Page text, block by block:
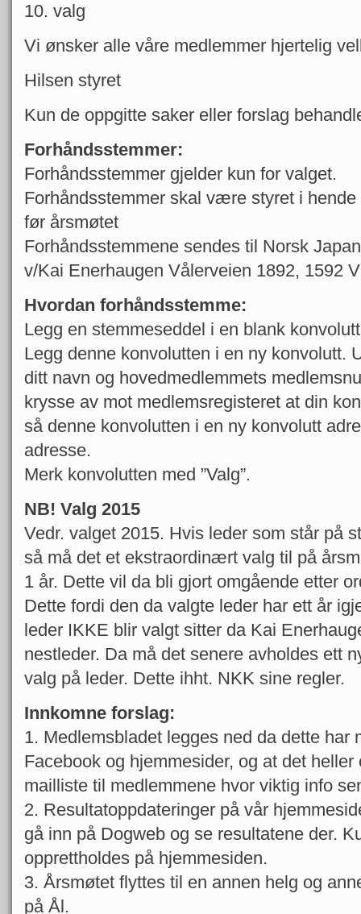
10. valg
Vi ønsker alle våre medlemmer hjertelig
Hilsen styret
Kun de oppgitte saker eller forslag
Forhåndsstemmer:
Forhåndsstemmer gjelder kun for valget.
Forhåndsstemmer skal være styret i
før årsmøtet
Forhåndsstemmene sendes til Norsk
v/Kai Enerhaugen Vålerveien 1892, 1592
Hvordan forhåndsstemme:
Legg en stemmeseddel i en blank
Legg denne konvolutten i en ny konvolutt.
ditt navn og hovedmedlemmets
krysse av mot medlemsregisteret at din
så denne konvolutten i en ny konvolutt
adresse.
Merk konvolutten med ”Valg”.
NB! Valg 2015
Vedr. valget 2015. Hvis leder som står på
så må det et ekstraordinært valg til på
1 år. Dette vil da bli gjort omgående etter
Dette fordi den da valgte leder har ett år
leder IKKE blir valgt sitter da Kai
nestleder. Da må det senere avholdes ett
valg på leder. Dette ihht. NKK sine regler.
Innkomne forslag:
1. Medlemsbladet legges ned da dette har
Facebook og hjemmesider, og at det
mailliste til medlemmene hvor viktig info
2. Resultatoppdateringer på vår
gå inn på Dogweb og se resultatene der.
opprettholdes på hjemmesiden.
3. Årsmøtet flyttes til en annen helg og
på Ål.